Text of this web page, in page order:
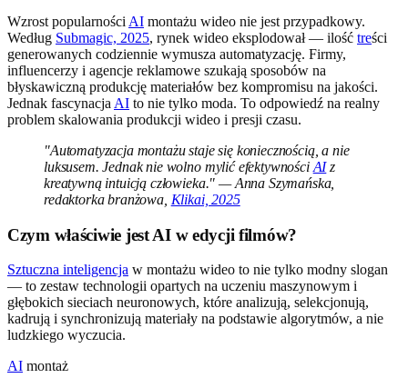
Wzrost popularności AI montażu wideo nie jest przypadkowy.
Według Submagic, 2025, rynek wideo eksplodował — ilość treści
generowanych codziennie wymusza automatyzację. Firmy,
influencerzy i agencje reklamowe szukają sposobów na
błyskawiczną produkcję materiałów bez kompromisu na jakości.
Jednak fascynacja AI to nie tylko moda. To odpowiedź na realny
problem skalowania produkcji wideo i presji czasu.
"Automatyzacja montażu staje się koniecznością, a nie
luksusem. Jednak nie wolno mylić efektywności AIz
kreatywną intuicją człowieka." — Anna Szymańska,
redaktorka branżowa, Klikai, 2025
Czym właściwie jest AI w edycji filmów?
Sztuczna inteligencja w montażu wideo to nie tylko modny slogan
— to zestaw technologii opartych na uczeniu maszynowym i
głębokich sieciach neuronowych, które analizują, selekcjonują,
kadrują i synchronizują materiały na podstawie algorytmów, a nie
ludzkiego wyczucia.
AI montaż